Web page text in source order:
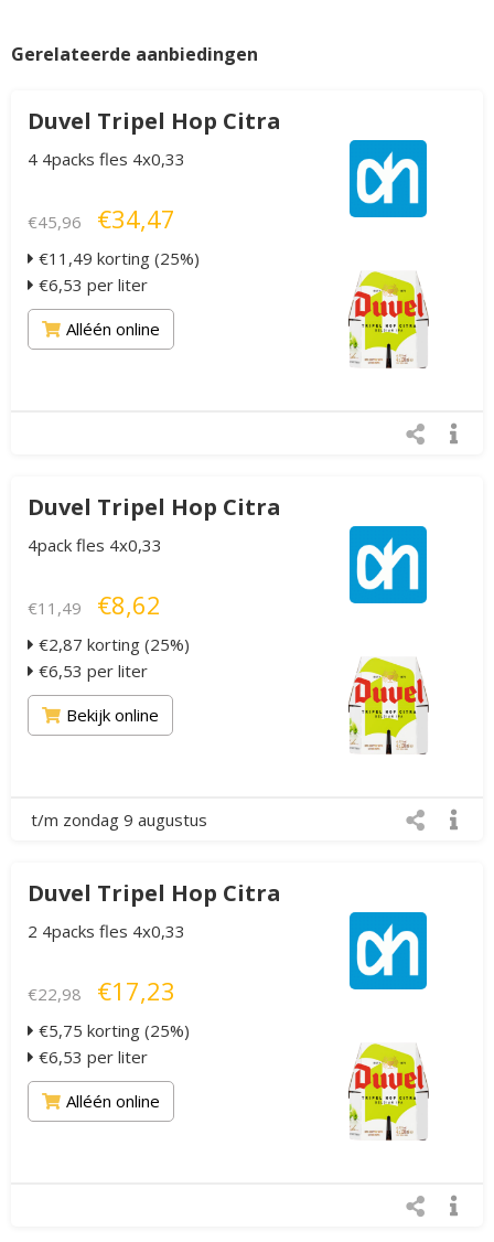
Gerelateerde aanbiedingen
Duvel Tripel Hop Citra
4 4packs fles 4x0,33
€45,96 €34,47
€11,49 korting (25%)
€6,53 per liter
Alléén online
Duvel Tripel Hop Citra
4pack fles 4x0,33
€11,49 €8,62
€2,87 korting (25%)
€6,53 per liter
Bekijk online
t/m zondag 9 augustus
Duvel Tripel Hop Citra
2 4packs fles 4x0,33
€22,98 €17,23
€5,75 korting (25%)
€6,53 per liter
Alléén online